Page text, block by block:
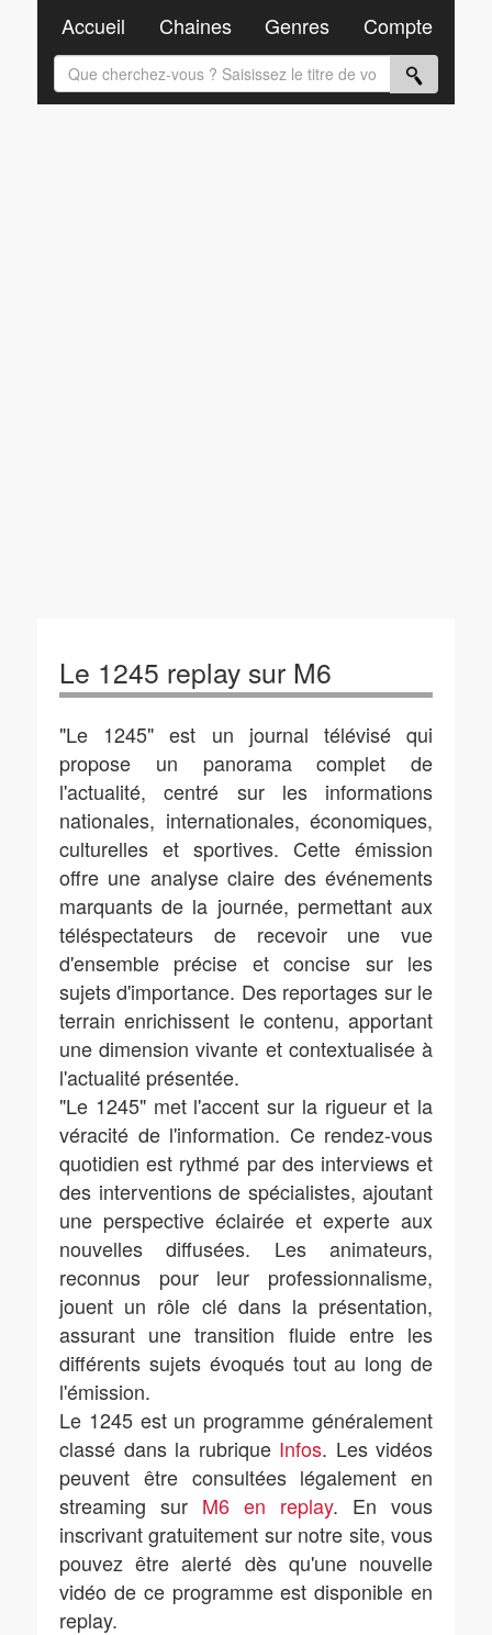
Le 1245 replay sur M6
"Le 1245" est un journal télévisé qui
propose un panorama complet de
l'actualité, centré sur les informations
nationales, internationales, économiques,
culturelles et sportives. Cette émission
offre une analyse claire des événements
marquants de la journée, permettant aux
téléspectateurs de recevoir une vue
d'ensemble précise et concise sur les
sujets d'importance. Des reportages sur le
terrain enrichissent le contenu, apportant
une dimension vivante et contextualisée à
l'actualité présentée.
"Le 1245" met l'accent sur la rigueur et la
véracité de l'information. Ce rendez-vous
quotidien est rythmé par des interviews et
des interventions de spécialistes, ajoutant
une perspective éclairée et experte aux
nouvelles diffusées. Les animateurs,
reconnus pour leur professionnalisme,
jouent un rôle clé dans la présentation,
assurant une transition fluide entre les
différents sujets évoqués tout au long de
l'émission.
Le 1245 est un programme généralement
classé dans la rubrique Infos. Les vidéos
peuvent être consultées légalement en
streaming sur M6 en replay. En vous
inscrivant gratuitement sur notre site, vous
pouvez être alerté dès qu'une nouvelle
vidéo de ce programme est disponible en
replay.
Accueil Chaines Genres Compte